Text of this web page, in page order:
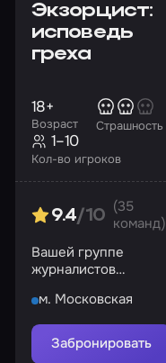
Экзорцист:
исповедь
греха
Возраст
18+
Страшность
Кол-во игроков
1–10
9.4/10
(35
команд)
Вашей группе
журналистов
все тайны, связанные
с этим местом
м. Московская
Забронировать